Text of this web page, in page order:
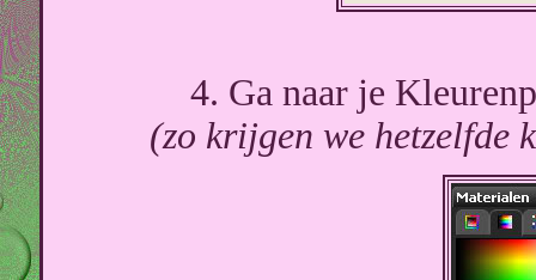
4. Ga naar je
(zo krijgen we hetzelfde